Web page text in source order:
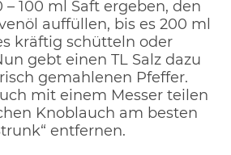
– 100 ml Saft ergeben, den
auffüllen, bis es 200 ml
kräftig schütteln oder
gebt einen TL Salz dazu
gemahlenen Pfeffer.
mit einem Messer teilen
Knoblauch am besten
entfernen.